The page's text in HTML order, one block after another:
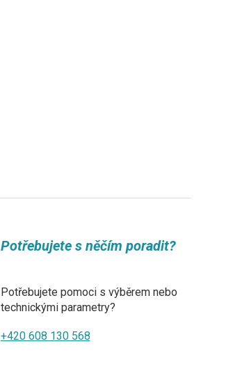
Potřebujete s něčím poradit?
Potřebujete pomoci s výběrem nebo
technickými parametry?
+420 608 130 568